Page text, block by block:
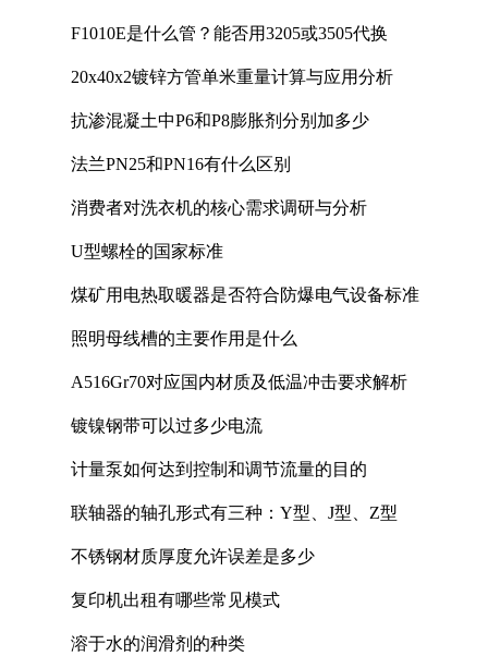
F1010E是什么管？能否用3205或3505代换
20x40x2镀锌方管单米重量计算与应用分析
抗渗混凝土中P6和P8膨胀剂分别加多少
法兰PN25和PN16有什么区别
消费者对洗衣机的核心需求调研与分析
U型螺栓的国家标准
煤矿用电热取暖器是否符合防爆电气设备标准
照明母线槽的主要作用是什么
A516Gr70对应国内材质及低温冲击要求解析
镀镍钢带可以过多少电流
计量泵如何达到控制和调节流量的目的
联轴器的轴孔形式有三种：Y型、J型、Z型
不锈钢材质厚度允许误差是多少
复印机出租有哪些常见模式
溶于水的润滑剂的种类